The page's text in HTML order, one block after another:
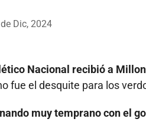
Dic, 2024
Nacional recibió a
fue el desquite para los
muy temprano con el